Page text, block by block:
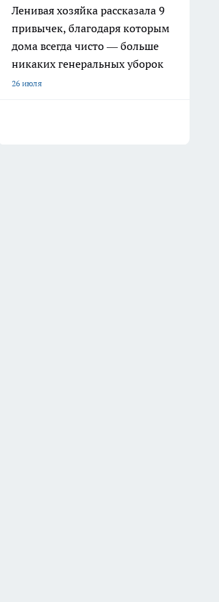
Ленивая хозяйка рассказала 9
привычек, благодаря которым
дома всегда чисто — больше
никаких генеральных уборок
26 июля